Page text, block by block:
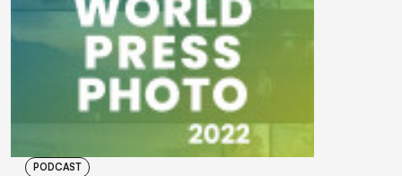
PODCAST